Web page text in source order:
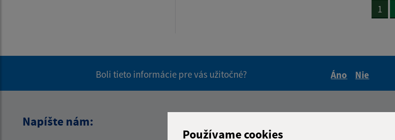
Používame cookies
1
Boli tieto informácie pre vás užitočné?
Áno
Nie
Napíšte nám: